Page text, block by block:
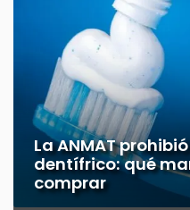
La ANMAT
dentífrico: qué
comprar